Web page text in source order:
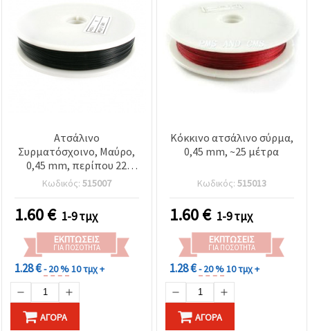
Ατσάλινο
Συρματόσχοινο, Μαύρο,
0,45 mm, περίπου 22
μέτρα, για χειροτεχνίες &
κοσμήματα
Κωδικός: 515007
1.60€ 1-9 τμχ
ΕΚΠΤΏΣΕΙΣ
ΓΙΑ ΠΟΣΌΤΗΤΑ
1.28 €- 20 %10 τμχ +
ΑΓΟΡΆ
Κόκκινο ατσάλινο σύρμα,
0,45 mm, ~25 μέτρα
Κωδικός: 515013
1.60€ 1-9 τμχ
ΕΚΠΤΏΣΕΙΣ
ΓΙΑ ΠΟΣΌΤΗΤΑ
1.28 €- 20 %10 τμχ +
ΑΓΟΡΆ